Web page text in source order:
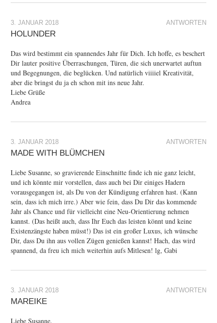
ANTWORTEN
3. JANUAR 2018
HOLUNDER
Das wird bestimmt ein spannendes Jahr für Dich. Ich hoffe, es beschert
Dir lauter positive Überraschungen, Türen, die sich unerwartet auftun
und Begegnungen, die beglücken. Und natürlich viiiiel Kreativität,
aber die bringst du ja eh schon mit ins neue Jahr.
Liebe Grüße
Andrea
ANTWORTEN
3. JANUAR 2018
MADE WITH BLÜMCHEN
Liebe Susanne, so gravierende Einschnitte finde ich nie ganz leicht,
und ich könnte mir vorstellen, dass auch bei Dir einiges Hadern
vorausgegangen ist, als Du von der Kündigung erfahren hast. (Kann
sein, dass ich mich irre.) Aber wie fein, dass Du Dir das kommende
Jahr als Chance und für vielleicht eine Neu-Orientierung nehmen
kannst. (Das heißt auch, dass Ihr Euch das leisten könnt und keine
Existenzängste haben müsst!) Das ist ein großer Luxus, ich wünsche
Dir, dass Du ihn aus vollen Zügen genießen kannst! Hach, das wird
spannend, da freu ich mich weiterhin aufs Mitlesen! lg, Gabi
ANTWORTEN
3. JANUAR 2018
MAREIKE
Liebe Susanne,